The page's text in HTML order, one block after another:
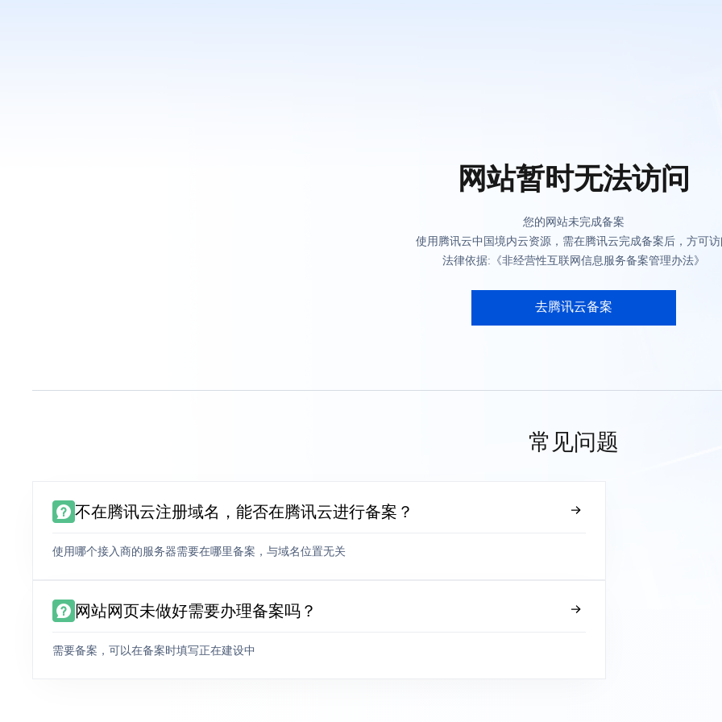
网站暂时无法访问
您的网站未完成备案
使用腾讯云中国境内云资源，需在腾讯云完成备案后，方可
法律依据:《非经营性互联网信息服务备案管理办法》
去腾讯云备案
常见问题
不在腾讯云注册域名，能否在腾讯云进行备案？
使用哪个接入商的服务器需要在哪里备案，与域名位置无关
网站网页未做好需要办理备案吗？
需要备案，可以在备案时填写正在建设中